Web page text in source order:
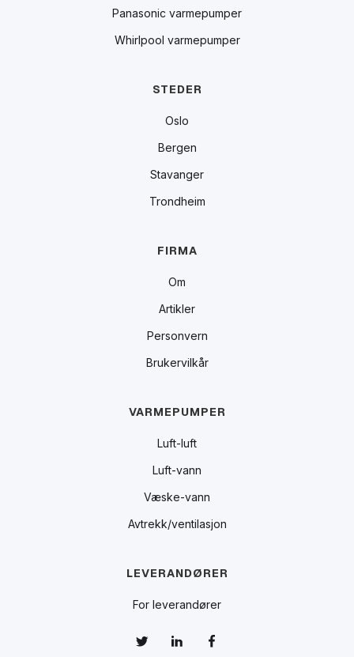
Panasonic varmepumper
Whirlpool varmepumper
STEDER
Oslo
Bergen
Stavanger
Trondheim
FIRMA
Om
Artikler
Personvern
Brukervilkår
VARMEPUMPER
Luft-luft
Luft-vann
Væske-vann
Avtrekk/ventilasjon
LEVERANDØRER
For leverandører